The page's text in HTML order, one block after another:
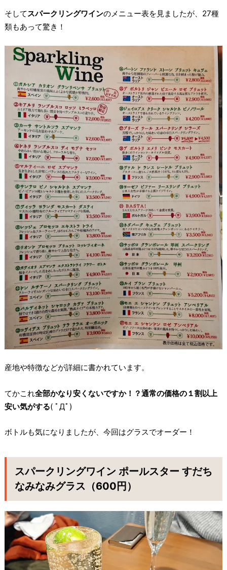
そしてスパークリングワインのメニュー表を見ましたが、27種
類もあって驚き！
産地や特徴などが詳細に書かれています。
てかこれ全部かなり安くないですか！？通常の価格の１割以上
安い気がする( ﾟДﾟ)
ボトルも気になりましたが、今回はグラスでオーダー！
スパークリングワイン ポールスター すだち
なみなみグラス（600円）